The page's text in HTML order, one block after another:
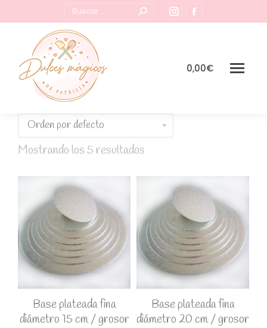
Buscar:
Instagram
page
new
page
in
0,00€
Mostrando los 5 resultados
Base plateada fina
diámetro 15 cm / grosor
Base plateada fina
diámetro 20 cm / grosor